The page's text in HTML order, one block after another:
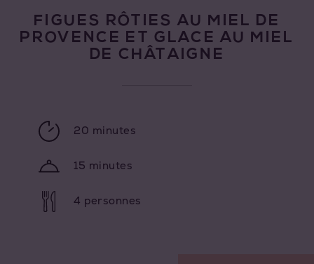
FIGUES RÔTIES AU MIEL DE
PROVENCE ET GLACE AU MIEL
DE CHÂTAIGNE
20 minutes
15 minutes
4 personnes